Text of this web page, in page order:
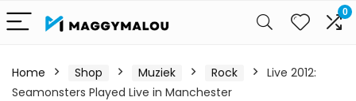
0
Home Shop Muziek Rock
Live 2012:
Seamonsters Played Live in Manchester